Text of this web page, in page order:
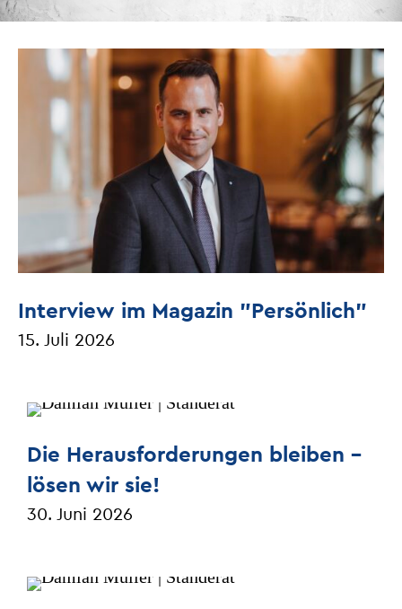
Interview im Magazin "Persönlich"
15. Juli 2026
Die Herausforderungen bleiben –
lösen wir sie!
30. Juni 2026